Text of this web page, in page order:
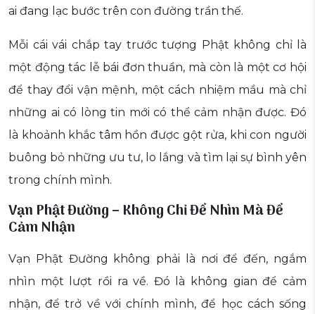
ai đang lạc bước trên con đường trần thế.
Mỗi cái vái chắp tay trước tượng Phật không chỉ là
một động tác lễ bái đơn thuần, mà còn là một cơ hội
để thay đổi vận mệnh, một cách nhiệm mầu mà chỉ
những ai có lòng tin mới có thể cảm nhận được. Đó
là khoảnh khắc tâm hồn được gột rửa, khi con người
buông bỏ những ưu tư, lo lắng và tìm lại sự bình yên
trong chính mình.
Vạn Phật Đường – Không Chỉ Để Nhìn Mà Để
Cảm Nhận
Vạn Phật Đường không phải là nơi để đến, ngắm
nhìn một lượt rồi ra về. Đó là không gian để cảm
nhận, để trở về với chính mình, để học cách sống